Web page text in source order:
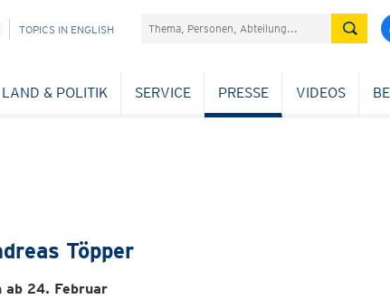
TOPICS IN ENGLISH Suchefeld
LAND & POLITIK SERVICE PRESSE VIDEOS
Töpper
ab 24. Februar